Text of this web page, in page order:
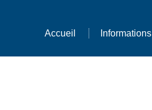
Accueil Informations